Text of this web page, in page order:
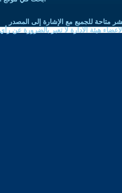
متاحة للجميع مع الإشارة إلى المصدر
هيئة الادارة لا تعبر بالضرورة عن